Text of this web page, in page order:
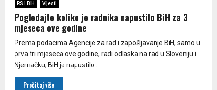
RS i BiH Vijesti
Pogledajte koliko je radnika napustilo BiH za 3
mjeseca ove godine
Prema podacima Agencije za rad i zapošljavanje BiH, samo u
prva tri mjeseca ove godine, radi odlaska na rad u Sloveniju i
Njemačku, BiH je napustilo...
Pročitaj više